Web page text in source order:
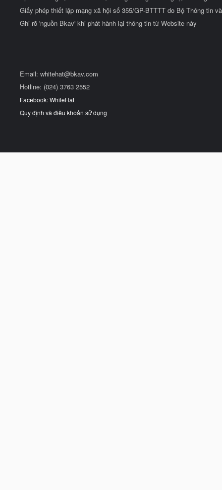
Giấy phép thiết lập mạng xã hội số 355/GP-BTTTT do Bộ Thông tin
Ghi rõ 'nguồn Bkav' khi phát hành lại thông tin từ Website này
Email: whitehat@bkav.com
Hotline: (024) 3763 2552
Facebook: WhiteHat
Quy định và điều khoản sử dụng